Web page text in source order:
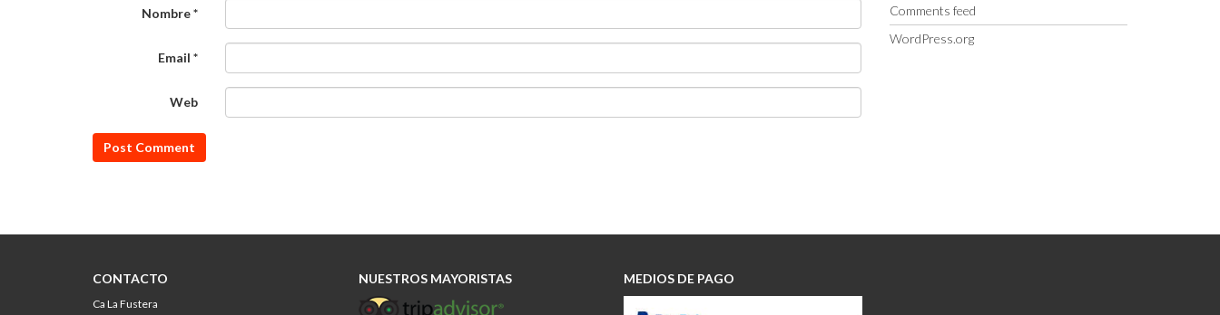
Nombre*
Email*
Web
Comments feed
WordPress.org
CONTACTO
Ca La Fustera
NUESTROS MAYORISTAS MEDIOS DE PAGO